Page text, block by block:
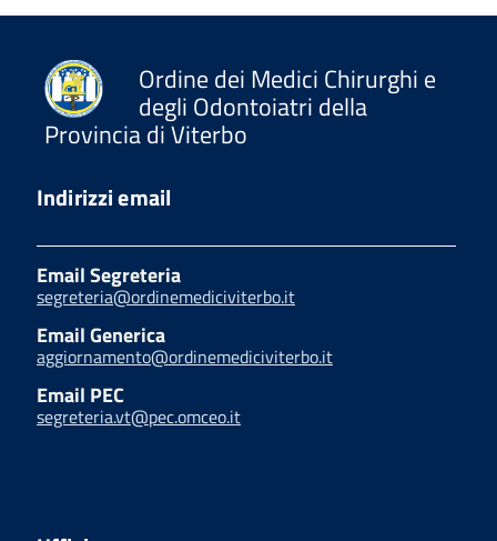
Ordine dei Medici Chirurghi e
degli Odontoiatri della
Provincia di Viterbo
Indirizzi email
Email Segreteria
segreteria@ordinemediciviterbo.it
Email Generica
aggiornamento@ordinemediciviterbo.it
Email PEC
segreteria.vt@pec.omceo.it